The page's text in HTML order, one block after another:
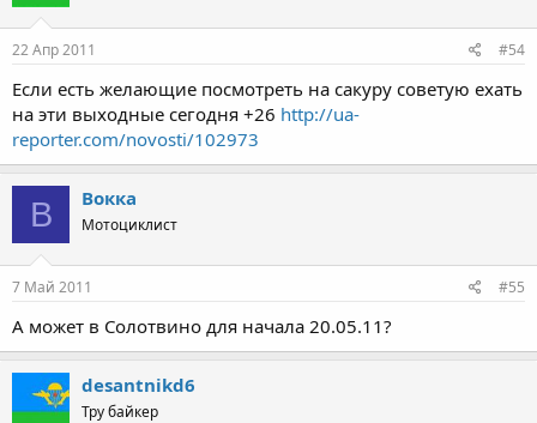
22 Апр 2011 #54
Если есть желающие посмотреть на сакуру советую ехать
на эти выходные сегодня +26 http://ua-
reporter.com/novosti/102973
В Вокка
Мотоциклист
7 Май 2011 #55
А может в Солотвино для начала 20.05.11?
desantnikd6
Тру байкер